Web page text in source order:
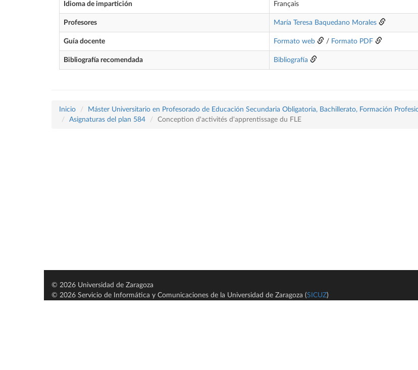
Idioma de impartición Français
Profesores María Teresa Baquedano Morales
Guía docente Formato web / Formato PDF
Bibliografía recomendada Bibliografía
Inicio
Máster Universitario en Profesorado de Educación Secundaria Obligatoria, Bachillerato, Formación
Asignaturas del plan 584
Conception d'activités d'apprentissage du FLE
© 2026 Universidad de Zaragoza
© 2026 Servicio de Informática y Comunicaciones de la Universidad de Zaragoza (SICUZ)